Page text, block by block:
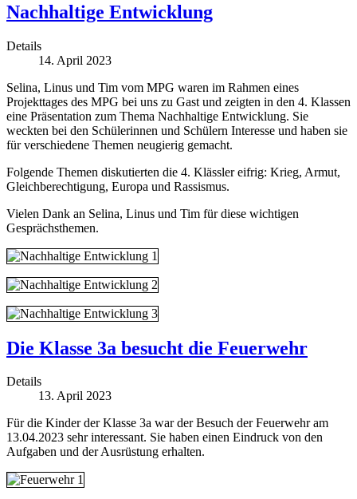
Nachhaltige Entwicklung
Details
14. April 2023
Selina, Linus und Tim vom MPG waren im Rahmen eines
Projekttages des MPG bei uns zu Gast und zeigten in den 4. Klassen
eine Präsentation zum Thema Nachhaltige Entwicklung. Sie
weckten bei den Schülerinnen und Schülern Interesse und haben sie
für verschiedene Themen neugierig gemacht.
Folgende Themen diskutierten die 4. Klässler eifrig: Krieg, Armut,
Gleichberechtigung, Europa und Rassismus.
Vielen Dank an Selina, Linus und Tim für diese wichtigen
Gesprächsthemen.
Die Klasse 3a besucht die Feuerwehr
Details
13. April 2023
Für die Kinder der Klasse 3a war der Besuch der Feuerwehr am
13.04.2023 sehr interessant. Sie haben einen Eindruck von den
Aufgaben und der Ausrüstung erhalten.